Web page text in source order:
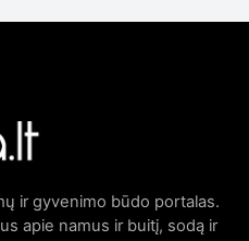
ir gyvenimo būdo portalas.
apie namus ir buitį, sodą ir